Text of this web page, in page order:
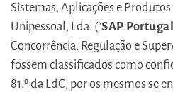
Sistemas, Aplicações e
Unipessoal, Lda. (“SAP Portugal
Concorrência, Regulação e
fossem classificados como
81.º da LdC, por os mesmos se